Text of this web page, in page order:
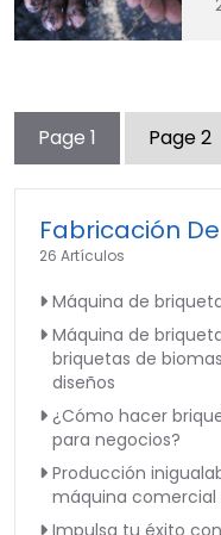
Page 1 Page2
Fabricación
26 Artículos
Máquina de
Máquina de
briquetas de
diseños
¿Cómo hacer
para negocios?
Producción
máquina comercial
Impulsa tu éxito